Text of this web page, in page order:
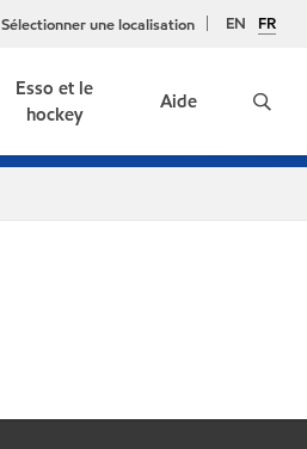
EN FR
Sélectionner une localisation
Esso et le
hockey
Aide